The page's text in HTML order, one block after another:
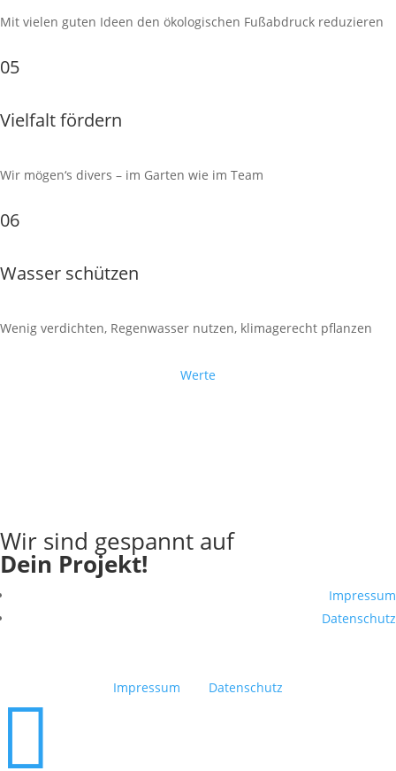
Mit vielen guten Ideen den ökologischen Fußabdruck reduzieren
05
Vielfalt fördern
Wir mögen‘s divers – im Garten wie im Team
06
Wasser schützen
Wenig verdichten, Regenwasser nutzen, klimagerecht pflanzen
Werte
Wir sind gespannt auf
Dein Projekt!
Impressum
Datenschutz
Impressum Datenschutz
